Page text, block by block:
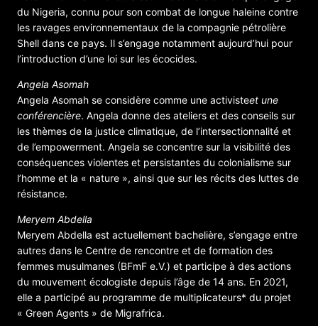
du Nigeria, connu pour son combat de longue haleine contre
les ravages environnementaux de la compagnie pétrolière
Shell dans ce pays. Il s’engage notamment aujourd’hui pour
l’introduction d’une loi sur les écocides.
Angela Asomah
Angela Asomah se considère comme une activisteet une
conférencière. Angela donne des ateliers et des conseils sur
les thèmes de la justice climatique, de l’intersectionnalité et
de l’empowerment. Angela se concentre sur la visibilité des
conséquences violentes et persistantes du colonialisme sur
l’homme et la « nature », ainsi que sur les récits des luttes de
résistance.
Meryem Abdella
Meryem Abdella est actuellement bachelière, s’engage entre
autres dans le Centre de rencontre et de formation des
femmes musulmanes (BFmF e.V.) et participe à des actions
du mouvement écologiste depuis l’âge de 14 ans. En 2021,
elle a participé au programme de multiplicateurs* du projet
« Green Agents » de Migrafrica.